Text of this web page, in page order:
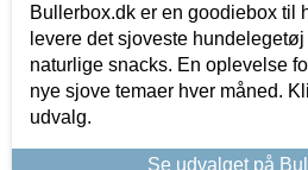
Bullerbox.dk er en goodiebox til
levere det sjoveste
naturlige snacks. En oplevelse
nye sjove temaer hver måned.
udvalg.
Se udvalget på